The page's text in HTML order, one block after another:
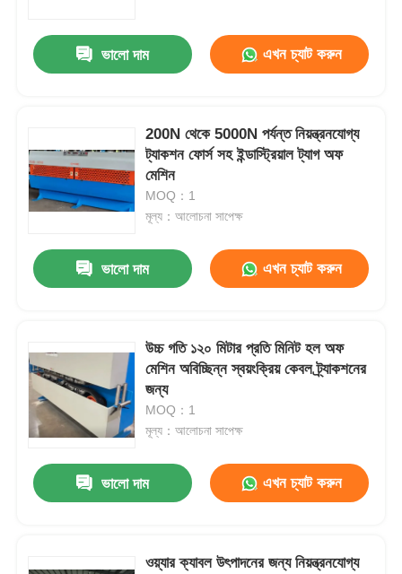
ভালো দাম এখন চ্যাট করুন
200N থেকে 5000N পর্যন্ত নিয়ন্ত্রনযোগ্য
ট্যাকশন ফোর্স সহ ইন্ডাস্ট্রিয়াল ট্যাগ অফ
মেশিন
MOQ：1
মূল্য：আলোচনা সাপেক্ষ
ভালো দাম এখন চ্যাট করুন
উচ্চ গতি ১২০ মিটার প্রতি মিনিট হল অফ
মেশিন অবিচ্ছিন্ন স্বয়ংক্রিয় কেবল ট্র্যাকশনের
জন্য
MOQ：1
মূল্য：আলোচনা সাপেক্ষ
ভালো দাম এখন চ্যাট করুন
ওয়্যার ক্যাবল উৎপাদনের জন্য নিয়ন্ত্রনযোগ্য